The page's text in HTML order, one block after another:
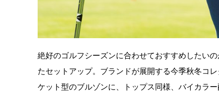
絶好のゴルフシーズンに合わせておすすめしたい
たセットアップ。ブランドが展開する今季秋冬コ
ケット型のブルゾンに、トップス同様、バイカラ